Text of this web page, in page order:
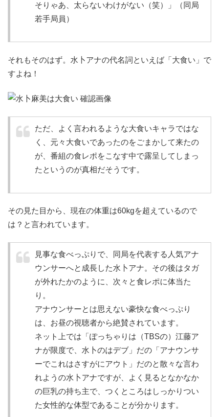
そりゃあ、太らないわけがない（笑）」（同局
若手局員）
それもそのはず。 水卜アナの代名詞といえば「大食い」 で
すよね！
ただ、よく言われるような大食いキャラではな
く、元々大食いであったのをごまかして来たの
が、番組の食レポをこなす中で露呈してしまっ
たというのが真相だそうです。
その見た目から、 現在の体重は60kgを超えているので
は？ と言われています。
見事な食べっぷりで、同局を代表する人気アナ
ウンサーへと成長した水卜アナ。その後はタガ
が外れたかのように、次々と食レポに体当た
り。
アナウンサーとは思えない豪快な食べっぷり
は、お昼の視聴者から絶賛されています。
ネット上では「ぽっちゃりは（TBSの）江藤ア
ナが限度で、水卜のはデブ」だの「アナウンサ
ーでこれはさすがにアウト」だのと散々な言わ
れようの水卜アナですが、よく見るとなかなか
の巨乳の持ち主で、 つくところはしっかりつい
た女性的な体型であることが分かります。